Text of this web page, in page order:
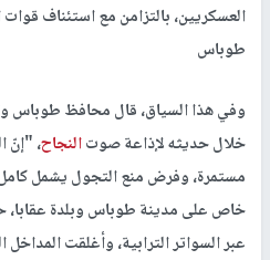
العسكريين، بالتزامن مع استئناف
طوباس
وفي هذا السياق، قال محافظ طوباس
خلال حديثه لإذاعة صوتالنجاح، "إنّ
مستمرة، وفرض منع التجول يشمل
خاص على مدينة طوباس وبلدة
عبر السواتر الترابية، وأغلقت المداخل